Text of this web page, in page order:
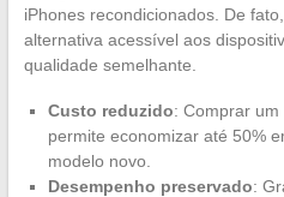
iPhones recondicionados. De
alternativa acessível aos
qualidade semelhante.
Custo reduzido: Comprar
permite economizar até 50%
modelo novo.
Desempenho preservado: